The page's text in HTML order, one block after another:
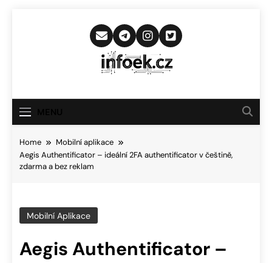
Infoek.cz
Novinkám
Home
Mobilní aplikace
Aegis Authentificator – ideální 2FA authentificator v češtině,
zdarma a bez reklam
Mobilní Aplikace
Aegis Authentificator –